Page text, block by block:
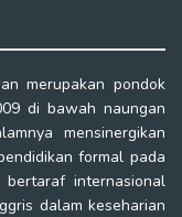
merupakan pondok
di bawah naungan
mensinergikan
formal pada
bertaraf internasional
dalam keseharian